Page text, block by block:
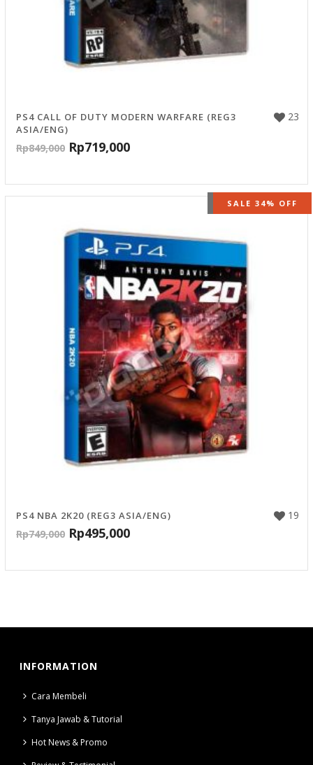
23
PS4 CALL OF DUTY MODERN WARFARE (REG3
ASIA/ENG)
Rp849,000 Rp719,000
OUT OF STOCK
SALE 34% OFF
19
PS4 NBA 2K20 (REG3 ASIA/ENG)
Rp749,000 Rp495,000
INFORMATION
Cara Membeli
Tanya Jawab & Tutorial
Hot News & Promo